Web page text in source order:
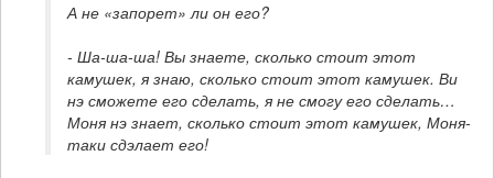
А не «запорет» ли он его?
- Ша-ша-ша! Вы знаете, сколько стоит этот
камушек, я знаю, сколько стоит этот камушек. Ви
нэ сможете его сделать, я не смогу его сделать…
Моня нэ знает, сколько стоит этот камушек, Моня-
таки сдэлает его!